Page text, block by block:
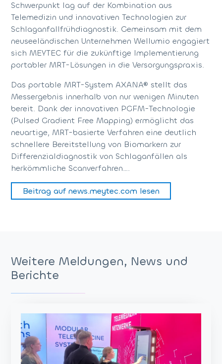
Schwerpunkt lag auf der Kombination aus
Telemedizin und innovativen Technologien zur
Schlaganfallfrühdiagnostik. Gemeinsam mit dem
neuseeländischen Unternehmen Wellumio engagiert
sich MEYTEC für die zukünftige Implementierung
portabler MRT-Lösungen in die Versorgungspraxis.
Das portable MRT-System AXANA® stellt das
Messergebnis innerhalb von nur wenigen Minuten
bereit. Dank der innovativen PGFM-Technologie
(Pulsed Gradient Free Mapping) ermöglicht das
neuartige, MRT-basierte Verfahren eine deutlich
schnellere Bereitstellung von Biomarkern zur
Differenzialdiagnostik von Schlaganfällen als
herkömmliche Scanverfahren….
Beitrag auf news.meytec.com lesen
Weitere Meldungen, News und
Berichte